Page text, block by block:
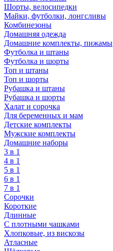
Шорты, велосипедки
Майки, футболки, лонгсливы
Комбинезоны
Домашняя одежда
Домашние комплекты, пижамы
Футболка и штаны
Футболка и шорты
Топ и штаны
Топ и шорты
Рубашка и штаны
Рубашка и шорты
Халат и сорочка
Для беременных и мам
Детские комплекты
Мужские комплекты
Домашние наборы
3 в 1
4 в 1
5 в 1
6 в 1
7 в 1
Сорочки
Короткие
Длинные
С плотными чашками
Хлопковые, из вискозы
Атласные